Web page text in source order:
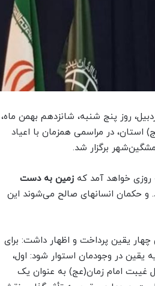
روز پنج شنبه، شانزدهم بهمن ماه،
در مراسمی همزمان با اعیاد
برگزار شد.
خواهد آمد که زمین به دست
حکمان انسانهای صالح می‌شوند این
یقین پرداخت و اظهار داشت: برای
یقین در وجودمان استوار شود: اول،
غیبت امام زمان(عج) به عنوان یک